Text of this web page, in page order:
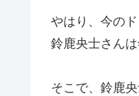
やはり、今の
鈴鹿央士さんは
そこで、鈴鹿